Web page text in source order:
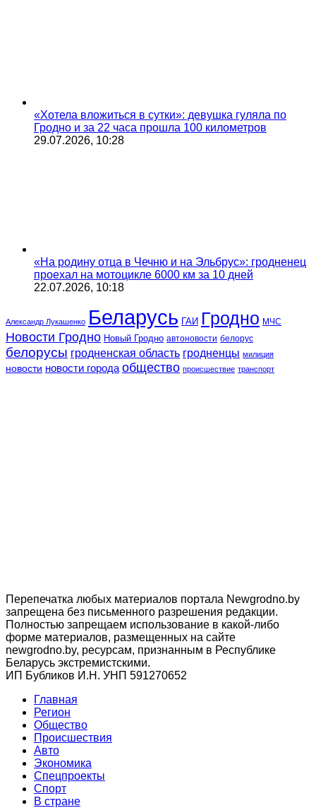
«Хотела вложиться в сутки»: девушка гуляла по
Гродно и за 22 часа прошла 100 километров
29.07.2026, 10:28
«На родину отца в Чечню и на Эльбрус»: гродненец
проехал на мотоцикле 6000 км за 10 дней
22.07.2026, 10:18
Александр Лукашенко Беларусь ГАИ Гродно МЧС
Новости Гродно Новый Гродно автоновости белорус
белорусы гродненская область гродненцы милиция
новости новости города общество происшествие транспорт
Перепечатка любых материалов портала Newgrodno.by
запрещена без письменного разрешения редакции.
Полностью запрещаем использование в какой-либо
форме материалов, размещенных на сайте
newgrodno.by, ресурсам, признанным в Республике
Беларусь экстремистскими.
ИП Бубликов И.Н. УНП 591270652
Главная
Регион
Общество
Происшествия
Авто
Экономика
Спецпроекты
Cпорт
В стране